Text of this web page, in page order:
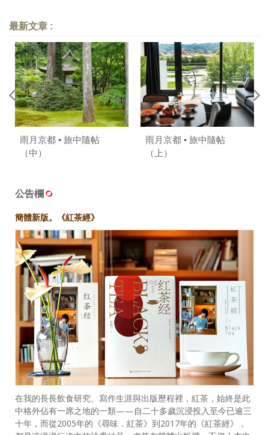
最新文章 :
雨月京都 • 旅中隨帖
（中）
雨月京都 • 旅中隨帖
（上）
公告欄
簡體新版。《紅茶經》
在我的長長飲食研究、寫作生涯與出版歷程裡，紅茶，始終是此
中格外佔有一席之地的一類——自二十多歲沉浸投入至今已逾三
十年，而從2005年的《尋味．紅茶》到2017年的《紅茶經》，